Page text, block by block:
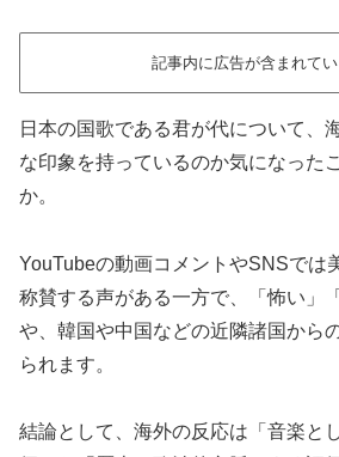
記事内に広告が含まれてい
日本の国歌である君が代について、
な印象を持っているのか気になった
か。
YouTubeの動画コメントやSNSでは
称賛する声がある一方で、「怖い」
や、韓国や中国などの近隣諸国から
られます。
結論として、海外の反応は「音楽と